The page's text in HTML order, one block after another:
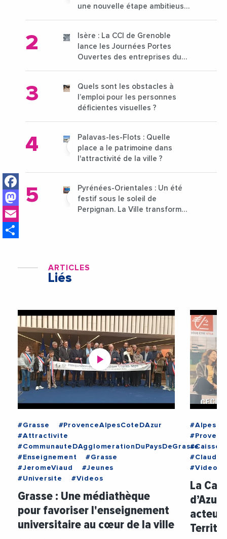
Facebook
Mastodon
une nouvelle étape ambitieuse
Isère : La CCI de Grenoble
lance les Journées Portes
Ouvertes des entreprises du
Quels sont les obstacles à
l’emploi pour les personnes
déficientes visuelles ?
Palavas-les-Flots : Quelle
place a le patrimoine dans
l'attractivité de la ville ?
Pyrénées-Orientales : Un été
festif sous le soleil de
Perpignan. La Ville transforme
ARTICLES
Liés
#Grasse
#ProvenceAlpesCoteDAzur
#Attractivite
#CommunauteDAgglomerationDuPaysDeGrasse
#Enseignement
#Grasse
#JeromeViaud
#Jeunes
#Universite
#Videos
Grasse : Une médiathèque
pour favoriser l'enseignement
universitaire au cœur de la ville
#Videos
La